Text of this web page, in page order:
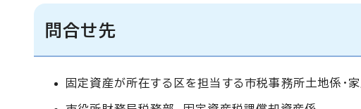
問合せ先
固定資産が所在する区を担当する市税事務所土地係・家